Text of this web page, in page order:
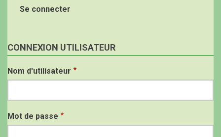
Se connecter
CONNEXION UTILISATEUR
Nom d'utilisateur
Mot de passe